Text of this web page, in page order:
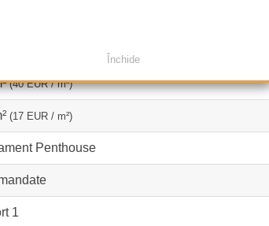
Închide
(40 EUR / m²)
(17 EUR / m²)
Penthouse
1